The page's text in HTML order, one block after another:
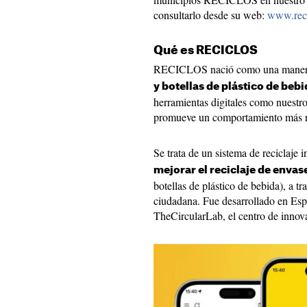
consultarlo desde su web:
Qué es RECICLOS
RECICLOS nació como una
y botellas de plástico de
herramientas digitales como
promueve un comportamiento
Se trata de un sistema de reciclaje
mejorar el reciclaje de
botellas de plástico de bebida), a
ciudadana. Fue desarrollado en
TheCircularLab, el centro de